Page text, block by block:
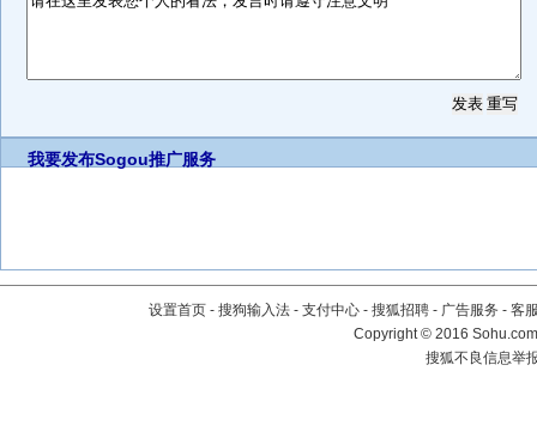
我要发布Sogou推广服务
设置首页 - 搜狗输入法 - 支付中心 - 搜狐招聘 - 广告服务 - 客
Copyright©2016
搜狐不良信息举